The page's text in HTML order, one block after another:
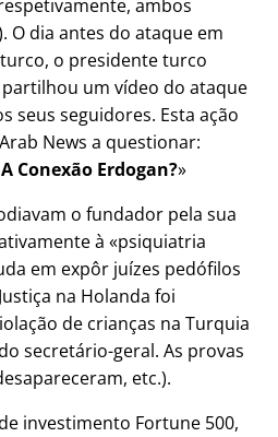
ambos
dia antes do ataque em
o presidente turco
partilhou um vídeo do ataque
seus seguidores. Esta ação
News a questionar:
Conexão Erdogan?
o fundador pela sua
à
psiquiatria
em expôr juízes pedófilos
na Holanda foi
de crianças na Turquia
secretário-geral. As provas
etc.).
investimento Fortune 500,